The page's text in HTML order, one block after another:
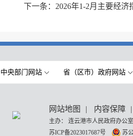
下一条： 2026年1-2月主要经济
中央部门网站 省（区市）政府网站
网站地图 | 内容保障 |
主办： 连云港市人民政府办
苏ICP备2023017687号
苏